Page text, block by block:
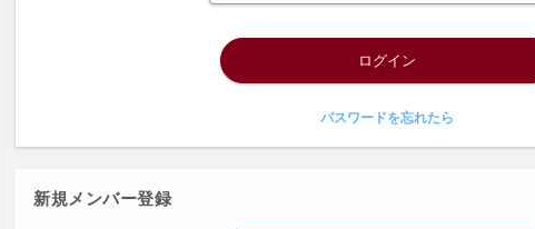
ログイン
パスワードを忘れたら
新規メンバー登録